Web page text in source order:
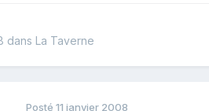
dans La Taverne
Posté 11 janvier 2008